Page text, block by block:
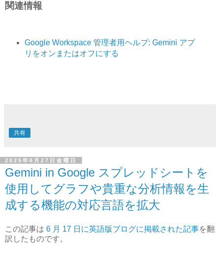
関連情報
Google Workspace 管理者用ヘルプ: Gemini アプ
リをオンまたはオフにする
共有
2025年6月27日金曜日
Gemini in Google スプレッドシートを
使用してグラフや貴重な分析情報を生
成する機能の対応言語を拡大
この記事は 6 月 17 日に英語版ブログに掲載された記事を翻
訳したものです。